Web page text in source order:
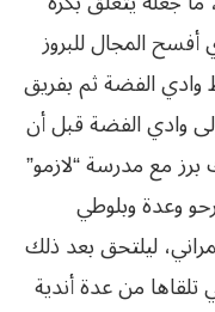
أفسح المجال للبروز
الفضة ثم بفريق
وادي الفضة قبل أن
مع مدرسة “لازمو”
وعدة وبلوطي
ليلتحق بعد ذلك
تلقاها من عدة أندية